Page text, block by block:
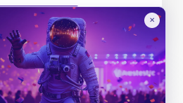
Details ✕